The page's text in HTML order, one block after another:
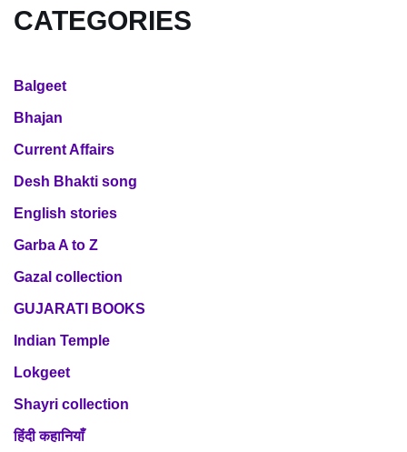
CATEGORIES
Balgeet
Bhajan
Current Affairs
Desh Bhakti song
English stories
Garba A to Z
Gazal collection
GUJARATI BOOKS
Indian Temple
Lokgeet
Shayri collection
हिंदी कहानियाँ